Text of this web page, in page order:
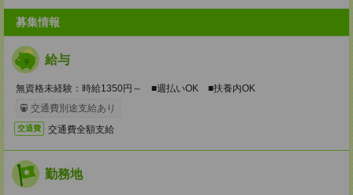
募集情報
給与
無資格未経験：時給1350円～ ■週払いOK ■扶養内OK
交通費別途支給あり
交通費 交通費全額支給
勤務地